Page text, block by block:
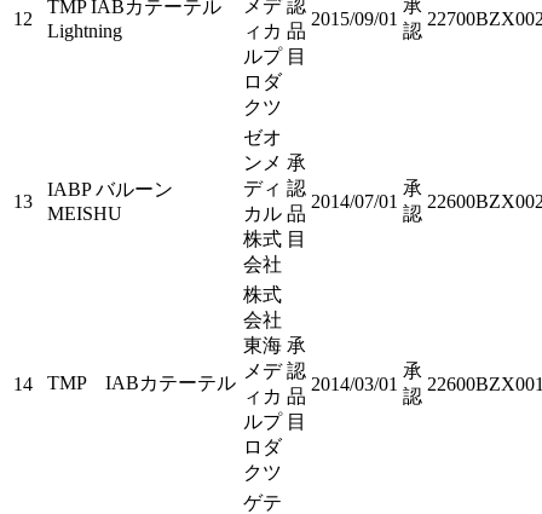
12
TMP IABカテーテル
Lightning
メデ
ィカ
ルプ
ロダ
クツ
認
品
目
2015/09/01
承
認
13
IABP バルーン
MEISHU
ゼオ
ンメ
ディ
カル
株式
会社
承
認
品
目
2014/07/01
承
認
14 TMP IABカテーテル
株式
会社
東海
メデ
ィカ
ルプ
ロダ
クツ
承
認
品
目
2014/03/01
承
認
ゲテ